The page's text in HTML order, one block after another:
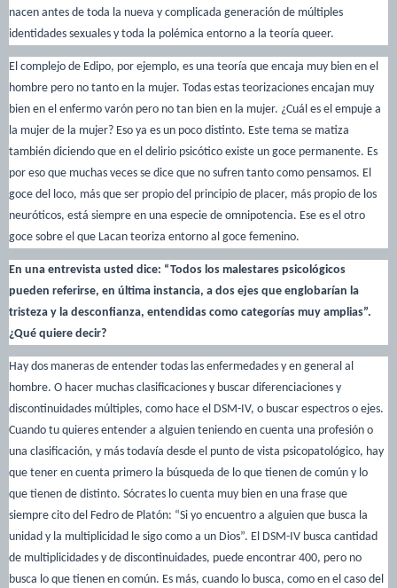
nacen antes de toda la nueva y complicada generación de múltiples
identidades sexuales y toda la polémica entorno a la teoría queer.
El complejo de Edipo, por ejemplo, es una teoría que encaja muy bien en el
hombre pero no tanto en la mujer. Todas estas teorizaciones encajan muy
bien en el enfermo varón pero no tan bien en la mujer. ¿Cuál es el empuje a
la mujer de la mujer? Eso ya es un poco distinto. Este tema se matiza
también diciendo que en el delirio psicótico existe un goce permanente. Es
por eso que muchas veces se dice que no sufren tanto como pensamos. El
goce del loco, más que ser propio del principio de placer, más propio de los
neuróticos, está siempre en una especie de omnipotencia. Ese es el otro
goce sobre el que Lacan teoriza entorno al goce femenino.
En una entrevista usted dice: “Todos los malestares psicológicos
pueden referirse, en última instancia, a dos ejes que englobarían la
tristeza y la desconfianza, entendidas como categorías muy amplias”.
¿Qué quiere decir?
Hay dos maneras de entender todas las enfermedades y en general al
hombre. O hacer muchas clasificaciones y buscar diferenciaciones y
discontinuidades múltiples, como hace el DSM-IV, o buscar espectros o ejes.
Cuando tu quieres entender a alguien teniendo en cuenta una profesión o
una clasificación, y más todavía desde el punto de vista psicopatológico, hay
que tener en cuenta primero la búsqueda de lo que tienen de común y lo
que tienen de distinto. Sócrates lo cuenta muy bien en una frase que
siempre cito del Fedro de Platón: “Si yo encuentro a alguien que busca la
unidad y la multiplicidad le sigo como a un Dios”. El DSM-IV busca cantidad
de multiplicidades y de discontinuidades, puede encontrar 400, pero no
busca lo que tienen en común. Es más, cuando lo busca, como en el caso del